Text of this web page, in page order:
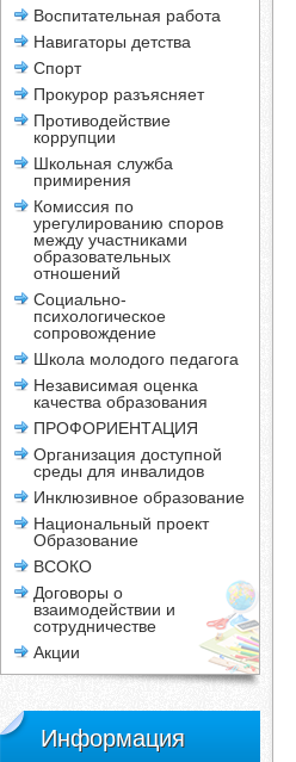
Воспитательная работа
Навигаторы детства
Спорт
Прокурор разъясняет
Противодействие
коррупции
Школьная служба
примирения
Комиссия по
урегулированию споров
между участниками
образовательных
отношений
Социально-
психологическое
сопровождение
Школа молодого педагога
Независимая оценка
качества образования
ПРОФОРИЕНТАЦИЯ
Организация доступной
среды для инвалидов
Инклюзивное образование
Национальный проект
Образование
ВСОКО
Договоры о
взаимодействии и
сотрудничестве
Акции
Информация